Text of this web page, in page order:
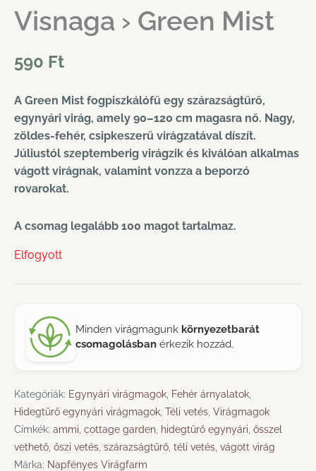
Visnaga › Green Mist
590 Ft
A Green Mist fogpiszkálófű egy szárazságtűrő,
egynyári virág, amely 90–120 cm magasra nő. Nagy,
zöldes-fehér, csipkeszerű virágzatával díszít.
Júliustól szeptemberig virágzik és kiválóan alkalmas
vágott virágnak, valamint vonzza a beporzó
rovarokat.
A csomag legalább 100 magot tartalmaz.
Elfogyott
Minden virágmagunk környezetbarát
csomagolásban érkezik hozzád.
Kategóriák: Egynyári virágmagok Fehér árnyalatok
Hidegtűrő egynyári virágmagok Téli vetés Virágmagok
Címkék: ammi cottage garden hidegtűrő egynyári ősszel
vethető őszi vetés szárazságtűrő téli vetés vágott virág
Márka: Napfényes Virágfarm